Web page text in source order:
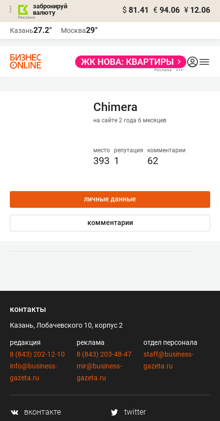
забронируй
валюту
$ 81.41 € 94.06 ¥ 12.06
Казань27.2° Москва29°
Сhimera
на сайте 2 года 6 месяцев
место
393
репутация
1
комментарии
62
личные данные
комментарии
контакты
Казань, Лобачевского 10, корпус 2
редакция
8 (843) 202-12-10
info@business-
gazeta.ru
реклама
8 (843) 203-48-47
mir@business-
gazeta.ru
отдел персонала
staff@business-
gazeta.ru
вконтакте
twitter